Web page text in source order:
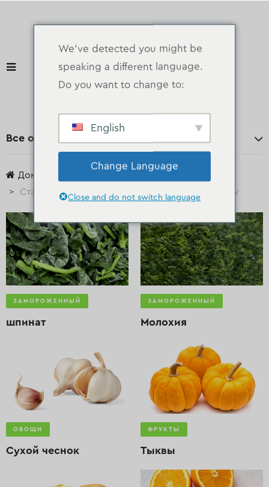
Все отделы
Дом
Статьи, опубликованные support@elmonofy.dev
ЗАМОРОЖЕННЫЙ
шпинат
ЗАМОРОЖЕННЫЙ
Молохия
ОВОЩИ
Сухой чеснок
ФРУКТЫ
Тыквы
We've detected you might be
speaking a different language.
Do you want to change to:
English
Change Language
Close and do not switch language